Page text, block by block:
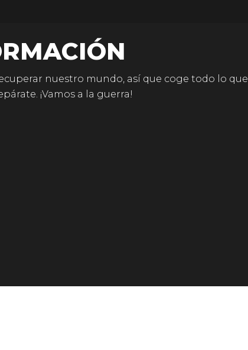
nuestro mundo, así que coge todo lo que
¡Vamos a la guerra!